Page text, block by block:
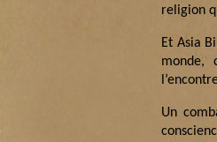
religion
Et Asia
monde,
Un